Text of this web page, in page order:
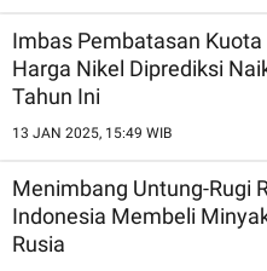
Imbas Pembatasan Kuota
Harga Nikel Diprediksi
Tahun Ini
13 JAN 2025, 15:49 WIB
Menimbang Untung-Rugi
Indonesia Membeli
Rusia